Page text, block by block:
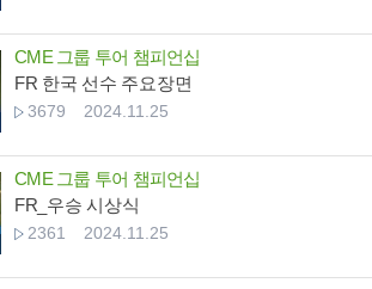
CME 그룹 투어 챔피언십
FR 한국 선수 주요장면
3679 2024.11.25
CME 그룹 투어 챔피언십
FR_우승 시상식
2361 2024.11.25